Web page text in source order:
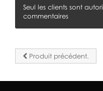
Seul les clients sont
commentaires
Produit précédent.